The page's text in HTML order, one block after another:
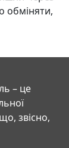
обміняти,
– це
звісно,